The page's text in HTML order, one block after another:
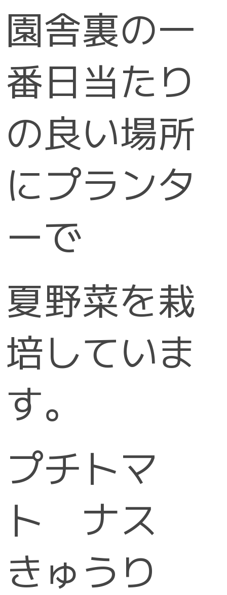
園舎裏の一
番日当たり
の良い場所
にプランタ
ーで
夏野菜を栽
培していま
す。
プチトマ
ト ナス
きゅうり